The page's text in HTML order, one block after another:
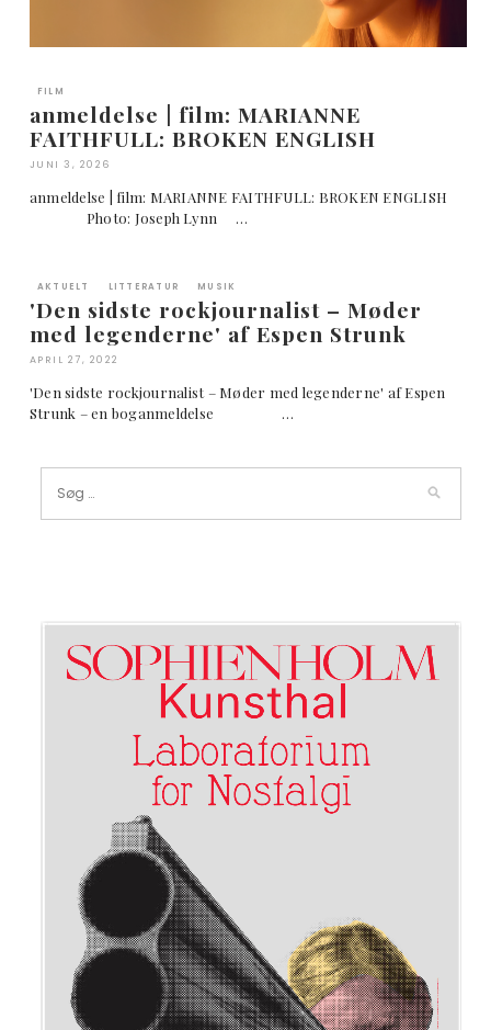
FILM
anmeldelse | film: MARIANNE
FAITHFULL: BROKEN ENGLISH
JUNI 3, 2026
anmeldelse | film: MARIANNE FAITHFULL: BROKEN ENGLISH
Photo: Joseph Lynn …
AKTUELT LITTERATUR MUSIK
'Den sidste rockjournalist – Møder
med legenderne' af Espen Strunk
APRIL 27, 2022
'Den sidste rockjournalist – Møder med legenderne' af Espen
Strunk – en boganmeldelse …